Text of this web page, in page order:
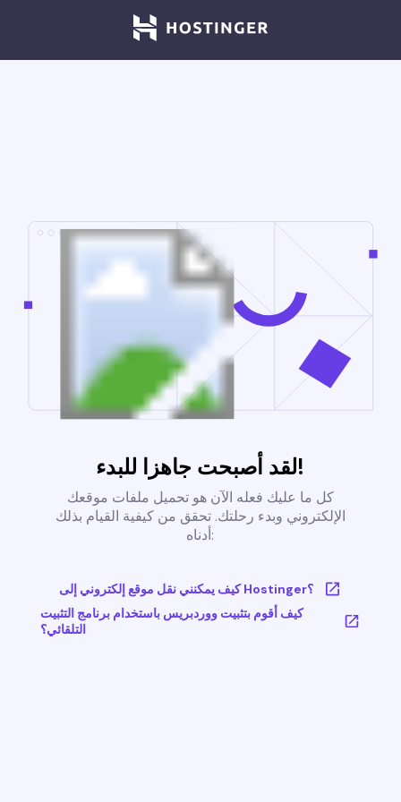
لقد أصبحت جاهزا للبدء!
كل ما عليك فعله الآن هو تحميل ملفات موقعك
الإلكتروني وبدء رحلتك. تحقق من كيفية القيام بذلك
أدناه:
كيف يمكنني نقل موقع إلكتروني إلى Hostinger؟
كيف أقوم بتثبيت ووردبريس باستخدام برنامج التثبيت
التلقائي؟